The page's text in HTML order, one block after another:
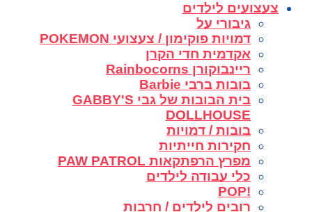
צעצועים לילדים
גיבורי על
דמויות פוקימון / צעצועי POKEMON
אקדמית חדי הקרן
ריינבוקורן Rainbocorns
בובות ברבי Barbie
בית הבובות של גבי GABBY'S
DOLLHOUSE
בובות / דמויות
חקירות חייתיות
מפרץ הרפתקאות PAW PATROL
כלי עבודה לילדים
!POP
רובים לילדים / חרבות